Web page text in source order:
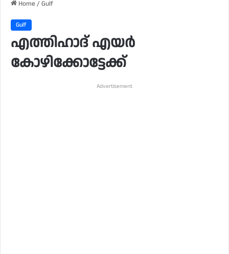
Home /Gulf
Gulf
എത്തിഹാദ് എയർ
കോഴിക്കോട്ടേക്ക്
Advertisement